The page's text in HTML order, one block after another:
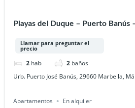
Playas del Duque – Puerto Banús
Llamar para preguntar el
precio
2 hab 2 baños
Urb. Puerto José Banús, 29660 Marbella,
Apartamentos En alquiler